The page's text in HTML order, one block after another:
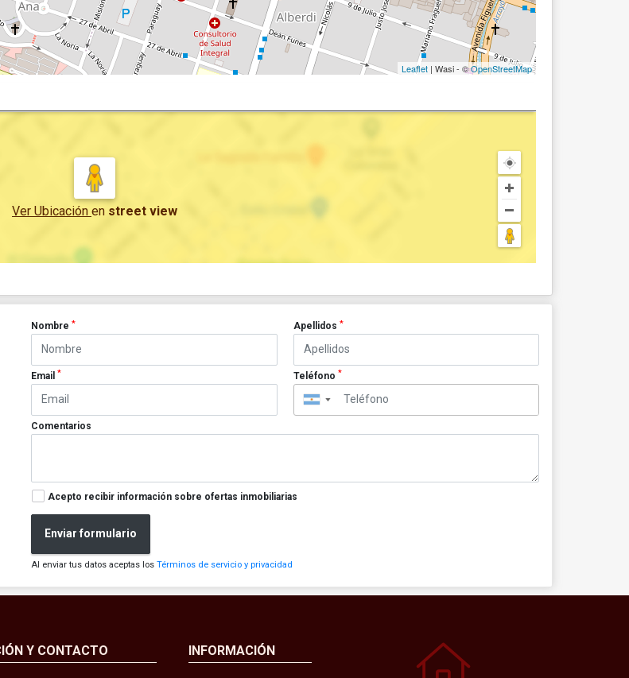
Leaflet | Wasi - ©OpenStreetMap
Ver Ubicación en street view
Nombre* Apellidos *
Email* Teléfono *
▼
Comentarios
Acepto recibir información sobre ofertas inmobiliarias
Enviar formulario
Al enviar tus datos aceptas losTérminos de servicio y privacidad
Y CONTACTO INFORMACIÓN